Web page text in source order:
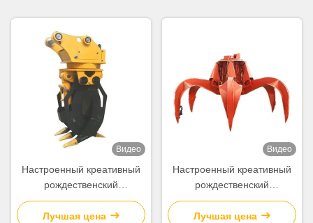
Видео
Настроенный креативный
рождественский
подарочный пакет из
бумажной бумаги с вашим
Лучшая цена
Видео
Настроенный креативный
рождественский
подарочный пакет из
бумажной бумаги с вашим
Лучшая цена